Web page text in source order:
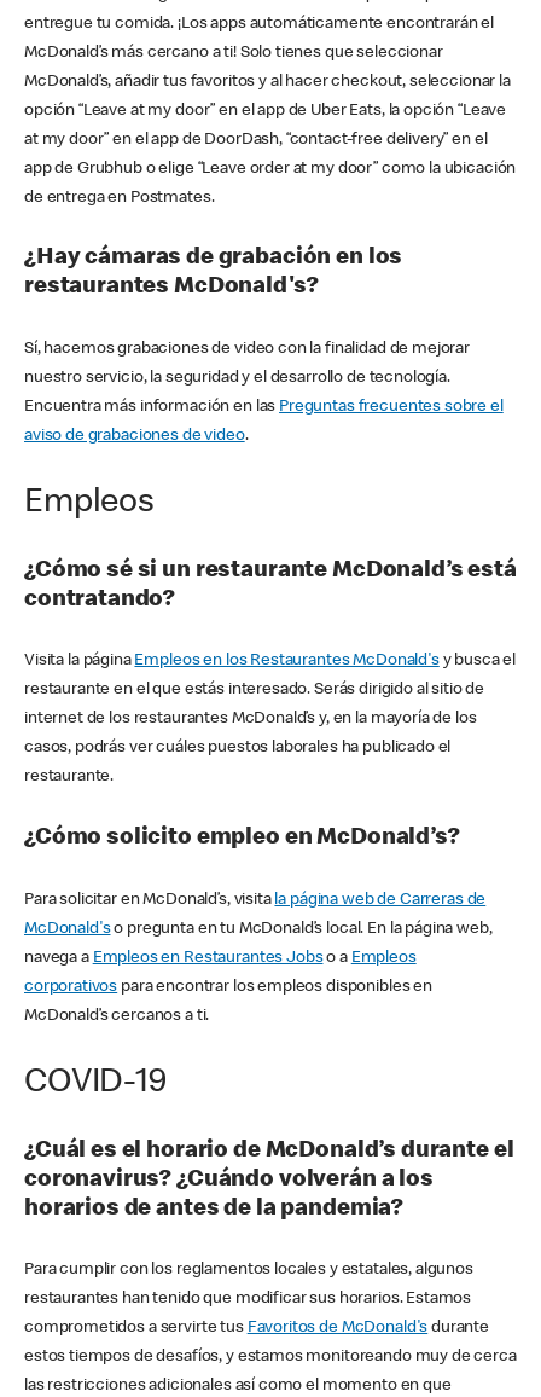
entregue tu comida. ¡Los apps automáticamente encontrarán el
McDonald’s más cercano a ti! Solo tienes que seleccionar
McDonald’s, añadir tus favoritos y al hacer checkout, seleccionar la
opción “Leave at my door” en el app de Uber Eats, la opción “Leave
at my door” en el app de DoorDash, “contact-free delivery” en el
app de Grubhub o elige “Leave order at my door” como la ubicación
de entrega en Postmates.
¿Hay cámaras de grabación en los
restaurantes McDonald's?
Sí, hacemos grabaciones de video con la finalidad de mejorar
nuestro servicio, la seguridad y el desarrollo de tecnología.
Encuentra más información en las Preguntas frecuentes sobre el
aviso de grabaciones de video.
Empleos
¿Cómo sé si un restaurante McDonald’s está
contratando?
Visita la página Empleos en los Restaurantes McDonald'sy busca el
restaurante en el que estás interesado. Serás dirigido al sitio de
internet de los restaurantes McDonald’s y, en la mayoría de los
casos, podrás ver cuáles puestos laborales ha publicado el
restaurante.
¿Cómo solicito empleo en McDonald’s?
Para solicitar en McDonald’s, visita la página web de Carreras de
McDonald'so pregunta en tu McDonald’s local. En la página web,
navega a Empleos en Restaurantes Jobso a Empleos
corporativos para encontrar los empleos disponibles en
McDonald’s cercanos a ti.
COVID-19
¿Cuál es el horario de McDonald’s durante el
coronavirus? ¿Cuándo volverán a los
horarios de antes de la pandemia?
Para cumplir con los reglamentos locales y estatales, algunos
restaurantes han tenido que modificar sus horarios. Estamos
comprometidos a servirte tus Favoritos de McDonald's durante
estos tiempos de desafíos, y estamos monitoreando muy de cerca
las restricciones adicionales así como el momento en que